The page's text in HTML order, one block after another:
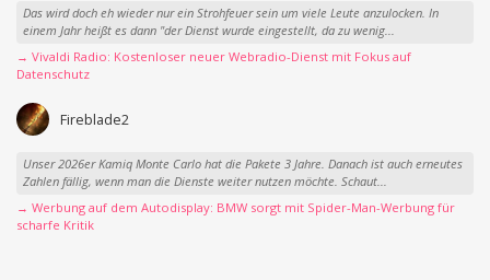
Das wird doch eh wieder nur ein Strohfeuer sein um viele Leute anzulocken. In
einem Jahr heißt es dann "der Dienst wurde eingestellt, da zu wenig...
→ Vivaldi Radio: Kostenloser neuer Webradio-Dienst mit Fokus auf
Datenschutz
Fireblade2
Unser 2026er Kamiq Monte Carlo hat die Pakete 3 Jahre. Danach ist auch erneutes
Zahlen fällig, wenn man die Dienste weiter nutzen möchte. Schaut...
→ Werbung auf dem Autodisplay: BMW sorgt mit Spider-Man-Werbung für
scharfe Kritik